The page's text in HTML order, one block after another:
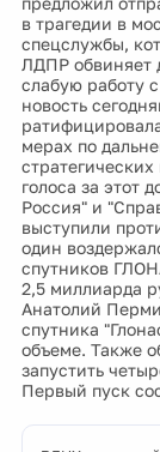
в трагедии в
спецслужбы,
ЛДПР обвиняет
слабую работу
новость
мерах по
голоса за этот
Россия" и
выступили
один
спутников
2,5 миллиарда
Анатолий
спутника
объеме. Также
запустить
Первый пуск